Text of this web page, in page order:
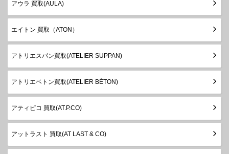
アウラ 買取(AULA)
エイトン 買取（ATON）
アトリエスパン買取(ATELIER SUPPAN)
アトリエベトン買取(ATELIER BÉTON)
アティピコ 買取(AT.P.CO)
アットラスト 買取(AT LAST & CO)